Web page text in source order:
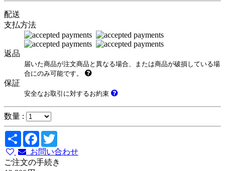
配送
支払方法
返品
届いた商品が注文商品と異なる場合、または商品が破損している場
合にのみ可能です。
保証
安全なお取引に対するお約束
数量 :
Share Facebook
お問い合わせ
ご注文の手続き